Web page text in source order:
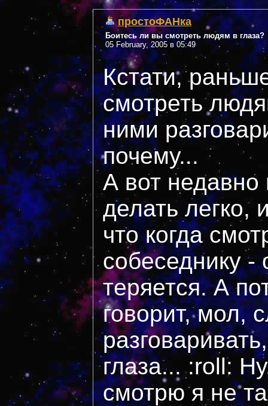
простоФАНка
Боитесь ли вы смотреть людям в глаза?
05 February, 2005 в 05:49
Кстати,
смотреть
ними
почему...
А вот недавно
делать легко,
что когда
собеседнику -
теряется. А
говорит, мол,
глаза... :roll:
смотрю я не